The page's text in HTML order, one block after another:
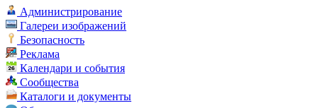
Администрирование
Галереи изображений
Безопасность
Реклама
Календари и события
Сообщества
Каталоги и документы